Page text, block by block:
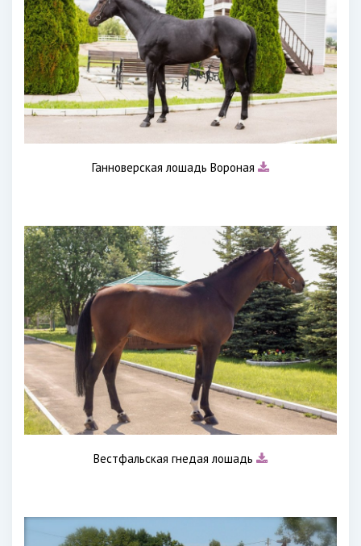
Ганноверская лошадь Вороная
Вестфальская гнедая лошадь